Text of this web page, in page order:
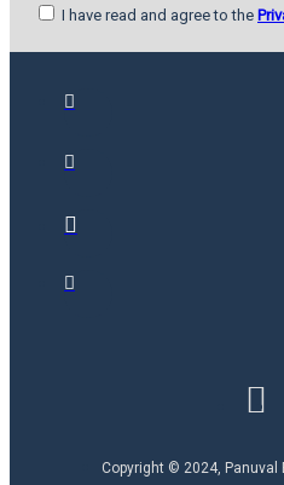
I have read and agree to the
Copyright © 2024,